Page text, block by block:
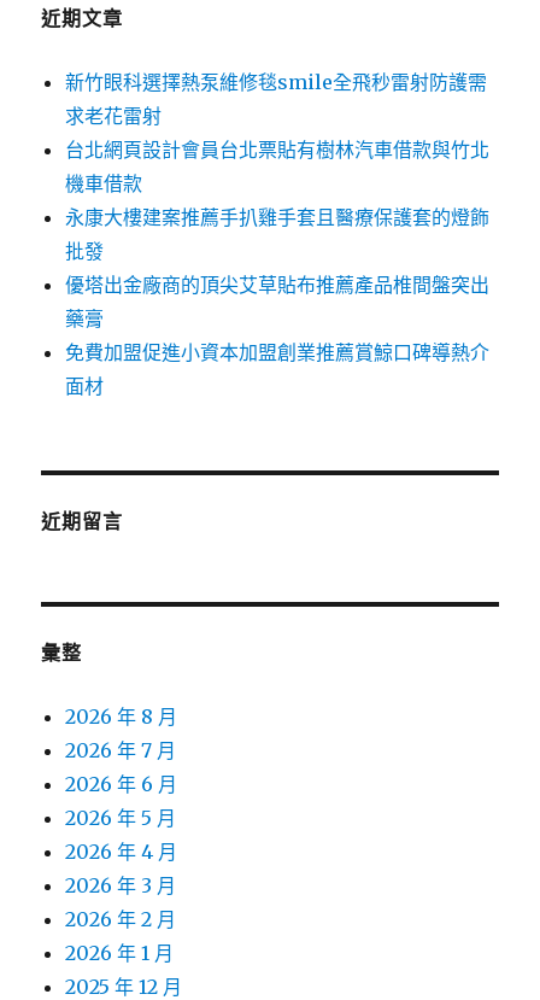
近期文章
新竹眼科選擇熱泵維修毯smile全飛秒雷射防護需
求老花雷射
台北網頁設計會員台北票貼有樹林汽車借款與竹北
機車借款
永康大樓建案推薦手扒雞手套且醫療保護套的燈飾
批發
優塔出金廠商的頂尖艾草貼布推薦產品椎間盤突出
藥膏
免費加盟促進小資本加盟創業推薦賞鯨口碑導熱介
面材
近期留言
彙整
2026 年 8 月
2026 年 7 月
2026 年 6 月
2026 年 5 月
2026 年 4 月
2026 年 3 月
2026 年 2 月
2026 年 1 月
2025 年 12 月